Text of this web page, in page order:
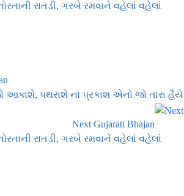
રાતડી, ગરબે રમવાને વહેલાં વહેલાં
પથરાશે ના પ્રકાશ એનો જો તારા હૈયે
Next Gujarati Bhajan
રાતડી, ગરબે રમવાને વહેલાં વહેલાં